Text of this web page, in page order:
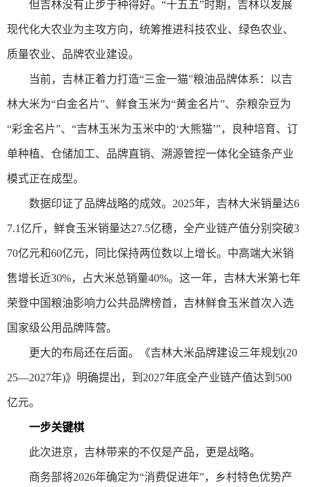
但吉林没有止步于种得好。“十五五”时期，吉林以发展
现代化大农业为主攻方向，统筹推进科技农业、绿色农业、
质量农业、品牌农业建设。
当前，吉林正着力打造“三金一猫”粮油品牌体系：以吉
林大米为“白金名片”、鲜食玉米为“黄金名片”、杂粮杂豆为
“彩金名片”、“吉林玉米为玉米中的‘大熊猫’”，良种培育、订
单种植、仓储加工、品牌直销、溯源管控一体化全链条产业
模式正在成型。
数据印证了品牌战略的成效。2025年，吉林大米销量达6
7.1亿斤，鲜食玉米销量达27.5亿穗，全产业链产值分别突破3
70亿元和60亿元，同比保持两位数以上增长。中高端大米销
售增长近30%，占大米总销量40%。这一年，吉林大米第七年
荣登中国粮油影响力公共品牌榜首，吉林鲜食玉米首次入选
国家级公用品牌阵营。
更大的布局还在后面。《吉林大米品牌建设三年规划(20
25—2027年)》明确提出，到2027年底全产业链产值达到500
亿元。
一步关键棋
此次进京，吉林带来的不仅是产品，更是战略。
商务部将2026年确定为“消费促进年”，乡村特色优势产